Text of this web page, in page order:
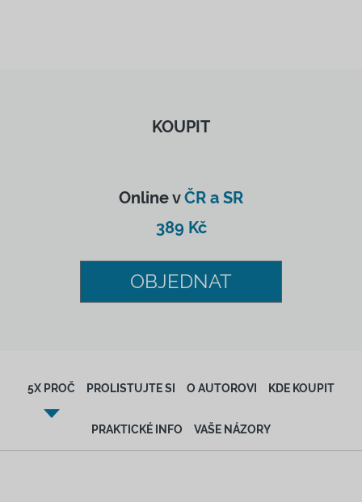
KOUPIT
Online vČR a SR
389 Kč
OBJEDNAT
5X PROČ PROLISTUJTE SI O AUTOROVI KDE KOUPIT
PRAKTICKÉ INFO VAŠE NÁZORY